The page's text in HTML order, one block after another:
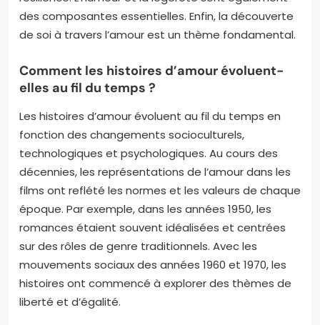
des composantes essentielles. Enfin, la découverte
de soi à travers l’amour est un thème fondamental.
Comment les histoires d’amour évoluent-
elles au fil du temps ?
Les histoires d’amour évoluent au fil du temps en
fonction des changements socioculturels,
technologiques et psychologiques. Au cours des
décennies, les représentations de l’amour dans les
films ont reflété les normes et les valeurs de chaque
époque. Par exemple, dans les années 1950, les
romances étaient souvent idéalisées et centrées
sur des rôles de genre traditionnels. Avec les
mouvements sociaux des années 1960 et 1970, les
histoires ont commencé à explorer des thèmes de
liberté et d’égalité.